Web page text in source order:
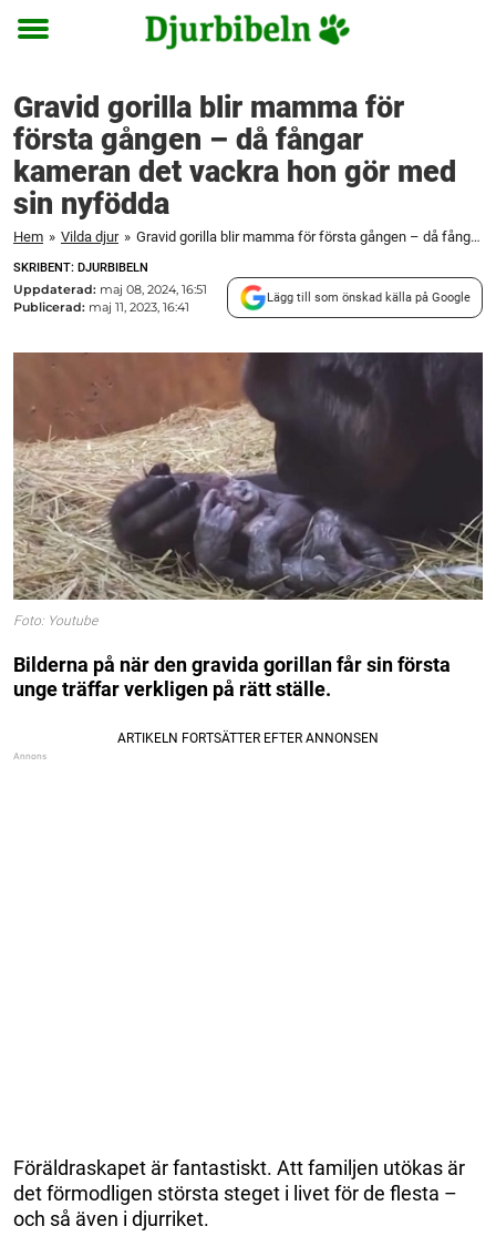
Toggle
Gravid gorilla blir mamma för
första gången – då fångar
kameran det vackra hon gör med
sin nyfödda
Hem » Vilda djur » Gravid gorilla blir mamma för första gången – då fångar kameran det vackra hon gör med sin nyfödda
SKRIBENT: DJURBIBELN
Uppdaterad: maj 08, 2024, 16:51
Publicerad: maj 11, 2023, 16:41
Lägg till som önskad källa på Google
Foto: Youtube
Bilderna på när den gravida gorillan får sin första
unge träffar verkligen på rätt ställe.
Föräldraskapet är fantastiskt. Att familjen utökas är
det förmodligen största steget i livet för de flesta –
och så även i djurriket.